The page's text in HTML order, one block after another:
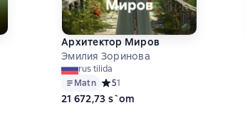
основе 0 оценок
Архитектор Миров
Эмилия Зоринова
rus tilida
Matn Средний рейтинг 5 на основе 1
51
21 672,73 s`om